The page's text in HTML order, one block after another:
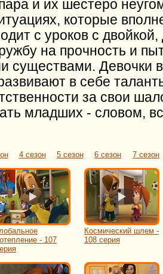
и их шестеро
которые
с уроков с
на прочность и
существами. Девочки
в себе
за свои
младших - словом,
4 сезон 5 сезон 6 сезон 7 сезон
- 107
Космический шлем -
108 серия